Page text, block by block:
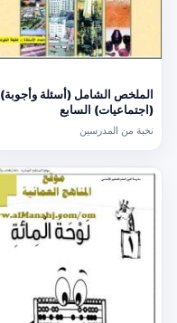
الملخص الشامل (أسئلة وأجوبة)
(اجتماعيات) السابع
نخبة من المدرسين